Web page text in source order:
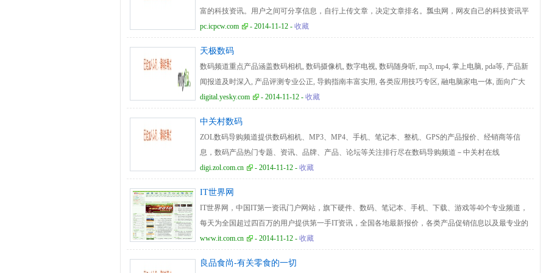
富的科技资讯。用户之间可分享信息，自行上传文章，决定文章排名。瓢虫网，网友自己的科技资讯平
台。\"
pc.icpcw.com - 2014-11-12 - 收藏
天极数码
数码频道重点产品涵盖数码相机, 数码摄像机, 数字电视, 数码随身听, mp3, mp4, 掌上电脑, pda等, 产品新
闻报道及时深入, 产品评测专业公正, 导购指南丰富实用, 各类应用技巧专区, 融电脑家电一体, 面向广大
数码爱好者以及数字生活体验者, 打造大众数码资讯传播平台,指导数字家庭消费和娱乐.
digital.yesky.com - 2014-11-12 - 收藏
中关村数码
ZOL数码导购频道提供数码相机、MP3、MP4、手机、笔记本、整机、GPS的产品报价、经销商等信
息，数码产品热门专题、资讯、品牌、产品、论坛等关注排行尽在数码导购频道－中关村在线
digi.zol.com.cn
- 2014-11-12 - 收藏
IT世界网
IT世界网，中国IT第一资讯门户网站，旗下硬件、数码、笔记本、手机、下载、游戏等40个专业频道，
每天为全国超过四百万的用户提供第一手IT资讯，全国各地最新报价，各类产品促销信息以及最专业的
评测文章，为消费者，厂商，经销商提供一个信息共享，交流互动综合平台。
www.it.com.cn - 2014-11-12 - 收藏
良品食尚-有关零食的一切